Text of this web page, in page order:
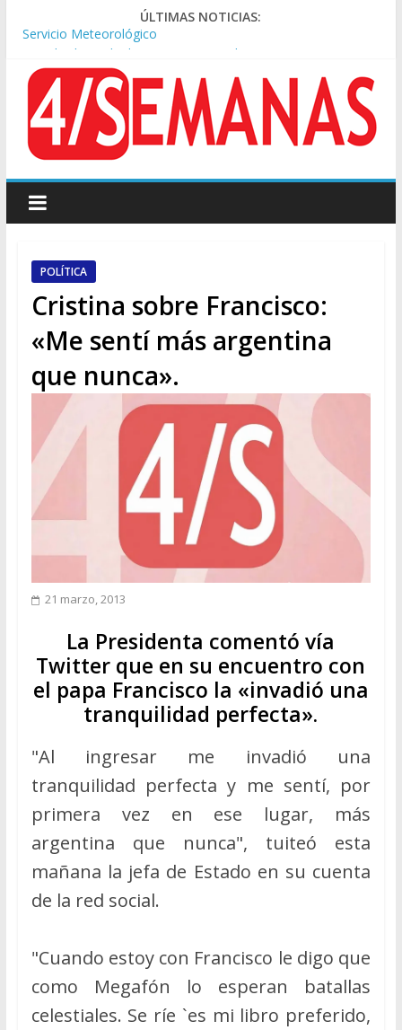
ÚLTIMAS NOTICIAS:
Los alquileres de departamentos en la CABA aumentaron
Represión frente al Congreso: tres detenidos durante la
protesta contra la Ley de Propiedad Privada
Sturzenegger defendió la Ley de Tierras y lamentó el retiro
del capítulo de extranjerización
Sáenz endurece su postura: rechaza cambios en Manejo del
Fuego y defiende la Ley de Tierras
Tormentas severas y fuertes ráfagas de viento: alerta del
Servicio Meteorológico
POLÍTICA
Cristina sobre Francisco:
«Me sentí más argentina
que nunca».
21 marzo, 2013
La Presidenta comentó vía
Twitter que en su encuentro con
el papa Francisco la «invadió una
tranquilidad perfecta».
"Al ingresar me invadió una
tranquilidad perfecta y me sentí, por
primera vez en ese lugar, más
argentina que nunca", tuiteó esta
mañana la jefa de Estado en su cuenta
de la red social.
"Cuando estoy con Francisco le digo que
como Megafón lo esperan batallas
celestiales. Se ríe `es mi libro preferido,